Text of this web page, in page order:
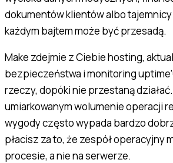
dokumentów klientów albo
każdym bajtem może być przesadą.
Make zdejmie z Ciebie hosting,
bezpieczeństwa i monitoring
rzeczy, dopóki nie przestaną
umiarkowanym wolumenie operacji
wygody często wypada bardzo
płacisz za to, że zespół operacyjny
procesie, a nie na serwerze.